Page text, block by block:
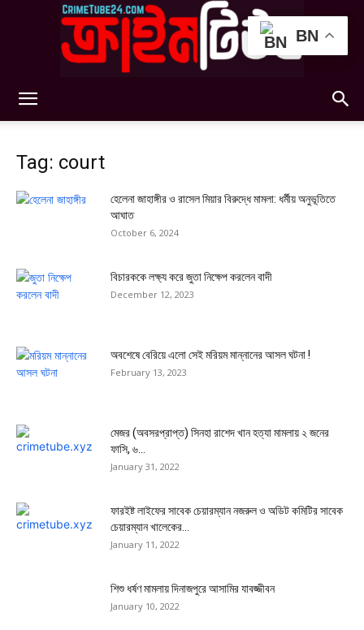
Tag: court
হেলেনা জাহাঙ্গীর ও রাসেল মিয়ার বিরুদ্ধে মামলা: ধর্মীয় অনুভূতিতে
আঘাত
October 6, 2024
বিচারককে লক্ষ্য করে জুতা নিক্ষেপ করলেন বাদী
December 12, 2023
অবশেষে বেরিয়ে এলো সেই মরিয়ম মান্নানের আসল ঘটনা !
February 13, 2023
মেজর (অবসরপ্রাপ্ত) সিনহা রাশেদ খান হত্যা মামলায় ২ জনের
ফাসি, ৬...
January 31, 2022
ফারইষ্ট লাইফের সাবেক চেয়ারম্যান নজরুল ও অডিট কমিটির সাবেক
চেয়ারম্যান খালেকের...
January 11, 2022
শিশু ধর্ষণ মামলায় দিনাজপুরে আসামির যাবজ্জীবন
January 10, 2022
BN